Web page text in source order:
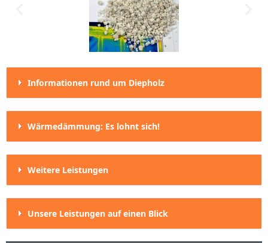
Informationen rund um Diepholz
Wärmedämmung: Es lohnt sich!
Weitere Leistungen
Unsere Leistungen auf einen Blick